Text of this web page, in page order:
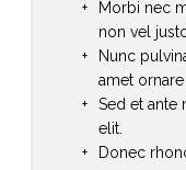
Morbi nec
non vel
Nunc
amet
Sed et ante
elit.
Donec